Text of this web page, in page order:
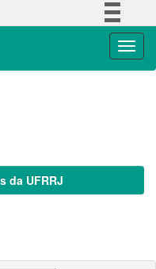
da UFRRJ